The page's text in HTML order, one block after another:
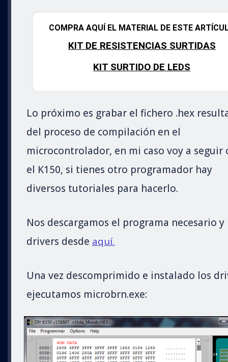
COMPRA AQUÍ EL MATERIAL DE ESTE
KIT DE RESISTENCIAS SURTIDAS
KIT SURTIDO DE LEDS
Lo próximo es grabar el fichero .hex
del proceso de compilación en el
microcontrolador, en mi caso voy a seguir
el K150, si tienes otro programador hay
diversos tutoriales para hacerlo.
Nos descargamos el programa necesario y
drivers desde aquí.
Una vez descomprimido e instalado los
ejecutamos microbrn.exe: